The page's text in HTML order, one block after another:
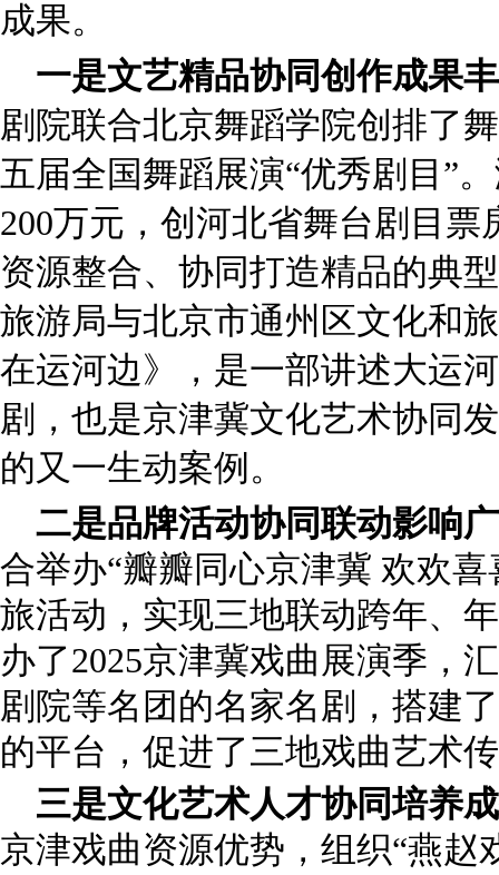
成果。
一是文艺精品协同创作成果
剧院联合北京舞蹈学院创排了
五届全国舞蹈展演“优秀剧目”
200万元，创河北省舞台剧目
资源整合、协同打造精品的典
旅游局与北京市通州区文化和
在运河边》，是一部讲述大运
剧，也是京津冀文化艺术协同
的又一生动案例。
二是品牌活动协同联动影响
合举办“瓣瓣同心京津冀 欢欢
旅活动，实现三地联动跨年、
办了2025京津冀戏曲展演季，
剧院等名团的名家名剧，搭建
的平台，促进了三地戏曲艺术
三是文化艺术人才协同培养
京津戏曲资源优势，组织“燕赵